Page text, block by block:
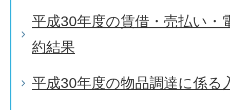
平成30年度の賃借・売払い・
約結果
平成30年度の物品調達に係る